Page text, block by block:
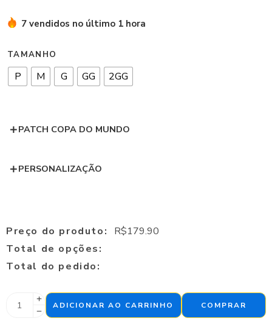
7 vendidos no último 1 hora
TAMANHO
P M G GG 2GG
PATCH COPA DO MUNDO
PERSONALIZAÇÃO
Preço do produto: R$179.90
Total de opções:
Total do pedido:
ADICIONAR AO CARRINHO COMPRAR